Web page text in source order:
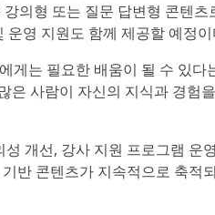
의형 또는 질문 답변형 콘텐츠
영 지원도 함께 제공할 예정이
게는 필요한 배움이 될 수 있다
은 사람이 자신의 지식과 경험
개선, 강사 지원 프로그램 운
반 콘텐츠가 지속적으로 축적